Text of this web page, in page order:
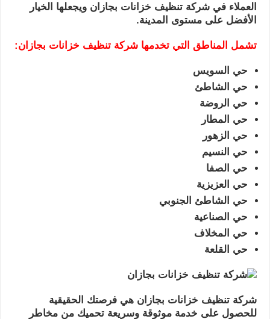
العملاء في شركة تنظيف خزانات بجازان ويجعلها الخيار
الأفضل على مستوى المدينة.
تشمل المناطق التي تخدمها شركة تنظيف خزانات بجازان:
حي السويس
حي الشاطئ
حي الروضة
حي المطار
حي الزهور
حي النسيم
حي الصفا
حي العزيزية
حي الشاطئ الجنوبي
حي الصناعية
حي المخلاف
حي القلعة
شركة تنظيف خزانات بجازان هي فرصتك الحقيقية
للحصول على خدمة موثوقة وسريعة تحميك من مخاطر